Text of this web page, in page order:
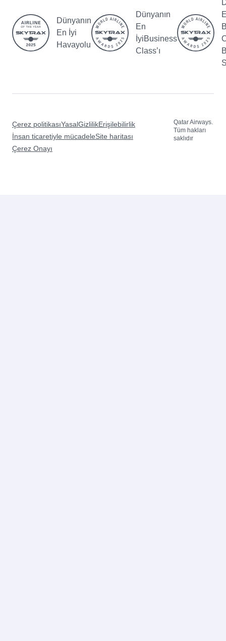
Dünyanın
En İyi
Havayolu
Dünyanın
En
İyiBusiness
Class’ı
Çerez politikasıYasalGizlilikErişilebilirlik
İnsan ticaretiyle mücadeleSite haritası
Çerez Onayı
Qatar Airways.
Tüm hakları
saklıdır